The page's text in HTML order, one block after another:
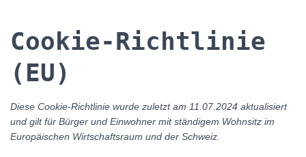
Cookie-Richtlinie
(EU)
Diese Cookie-Richtlinie wurde zuletzt am 11.07.2024 aktualisiert
und gilt für Bürger und Einwohner mit ständigem Wohnsitz im
Europäischen Wirtschaftsraum und der Schweiz.